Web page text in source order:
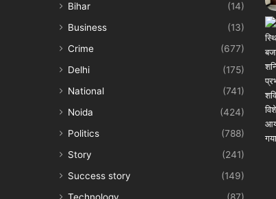
Bihar
(14)
Business
(13)
Crime
(677)
Delhi
(175)
National
(741)
Noida
(424)
Politics
(788)
Story
(241)
Success story
(149)